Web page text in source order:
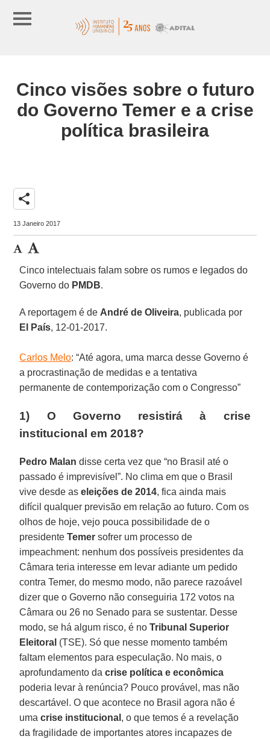
Cinco visões sobre o futuro
do Governo Temer e a crise
política brasileira
share
13 Janeiro 2017
Cinco intelectuais falam sobre os rumos e legados do
Governo do PMDB.
A reportagem é de André de Oliveira, publicada por
El País, 12-01-2017.
Carlos Melo: “Até agora, uma marca desse Governo é
a procrastinação de medidas e a tentativa
permanente de contemporização com o Congresso”
1) O Governo resistirá à crise
institucional em 2018?
Pedro Malan disse certa vez que “no Brasil até o
passado é imprevisível”. No clima em que o Brasil
vive desde as eleições de 2014, fica ainda mais
difícil qualquer previsão em relação ao futuro. Com os
olhos de hoje, vejo pouca possibilidade de o
presidenteTemer sofrer um processo de
impeachment: nenhum dos possíveis presidentes da
Câmara teria interesse em levar adiante um pedido
contra Temer, do mesmo modo, não parece razoável
dizer que o Governo não conseguiria 172 votos na
Câmara ou 26 no Senado para se sustentar. Desse
modo, se há algum risco, é noTribunal Superior
Eleitoral (TSE). Só que nesse momento também
faltam elementos para especulação. No mais, o
aprofundamento dacrise política e econômica
poderia levar à renúncia? Pouco provável, mas não
descartável. O que acontece no Brasil agora não é
umacrise institucional , o que temos é a revelação
da fragilidade de importantes atores incapazes de